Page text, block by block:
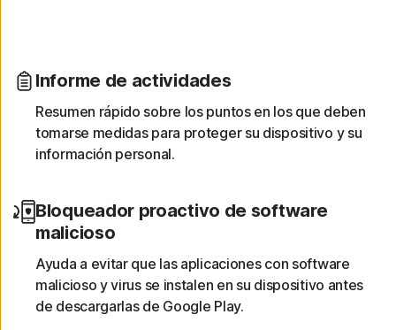
Informe de actividades
Resumen rápido sobre los puntos en los que deben
tomarse medidas para proteger su dispositivo y su
información personal.
Bloqueador proactivo de software
malicioso
Ayuda a evitar que las aplicaciones con software
malicioso y virus se instalen en su dispositivo antes
de descargarlas de Google Play.